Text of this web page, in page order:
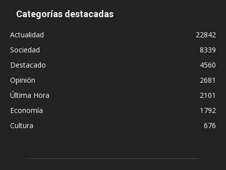
Categorías destacadas
Actualidad
22842
Sociedad
8339
Destacado
4560
Opinión
2681
Última Hora
2101
Economía
1792
Cultura
676